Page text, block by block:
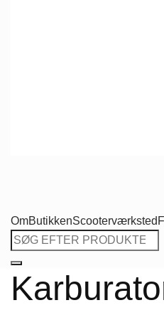
OmButikkenScooterværksted
Søg
efter: